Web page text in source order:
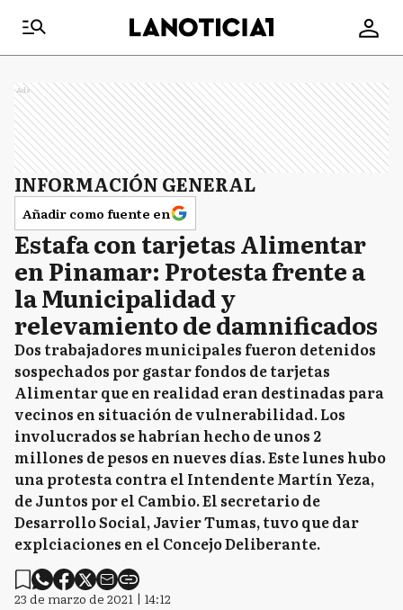
Ads
INFORMACIÓN GENERAL
Añadir como fuente en
Estafa con tarjetas Alimentar
en Pinamar: Protesta frente a
la Municipalidad y
relevamiento de damnificados
Dos trabajadores municipales fueron detenidos
sospechados por gastar fondos de tarjetas
Alimentar que en realidad eran destinadas para
vecinos en situación de vulnerabilidad. Los
involucrados se habrían hecho de unos 2
millones de pesos en nueves días. Este lunes hubo
una protesta contra el Intendente Martín Yeza,
de Juntos por el Cambio. El secretario de
Desarrollo Social, Javier Tumas, tuvo que dar
explciaciones en el Concejo Deliberante.
23 de marzo de 2021 | 14:12